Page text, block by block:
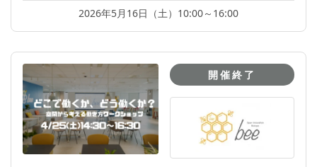
2026年5月16日（土）10:00～16:00
開催終了